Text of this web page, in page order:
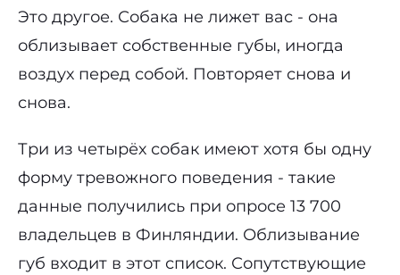
Это другое. Собака не лижет вас - она
облизывает собственные губы, иногда
воздух перед собой. Повторяет снова и
снова.
Три из четырёх собак имеют хотя бы одну
форму тревожного поведения - такие
данные получились при опросе 13 700
владельцев в Финляндии. Облизывание
губ входит в этот список. Сопутствующие